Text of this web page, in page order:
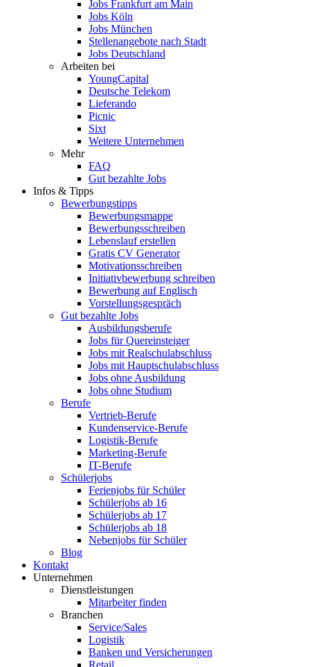
Jobs Frankfurt am Main
Jobs Köln
Jobs München
Stellenangebote nach Stadt
Jobs Deutschland
Arbeiten bei
YoungCapital
Deutsche Telekom
Lieferando
Picnic
Sixt
Weitere Unternehmen
Mehr
FAQ
Gut bezahlte Jobs
Infos & Tipps
Bewerbungstipps
Bewerbungsmappe
Bewerbungsschreiben
Lebenslauf erstellen
Gratis CV Generator
Motivationsschreiben
Initiativbewerbung schreiben
Bewerbung auf Englisch
Vorstellungsgespräch
Gut bezahlte Jobs
Ausbildungsberufe
Jobs für Quereinsteiger
Jobs mit Realschulabschluss
Jobs mit Hauptschulabschluss
Jobs ohne Ausbildung
Jobs ohne Studium
Berufe
Vertrieb-Berufe
Kundenservice-Berufe
Logistik-Berufe
Marketing-Berufe
IT-Berufe
Schülerjobs
Ferienjobs für Schüler
Schülerjobs ab 16
Schülerjobs ab 17
Schülerjobs ab 18
Nebenjobs für Schüler
Blog
Kontakt
Unternehmen
Dienstleistungen
Mitarbeiter finden
Branchen
Service/Sales
Logistik
Banken und Versicherungen
Retail